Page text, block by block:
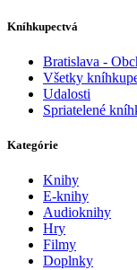
Kníhkupectvá
Bratislava -
Všetky
Udalosti
Spriatelené
Kategórie
Knihy
E-knihy
Audioknihy
Hry
Filmy
Doplnky